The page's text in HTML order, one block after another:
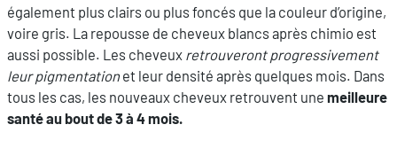
également plus clairs ou plus foncés que la couleur d’origine,
voire gris. La repousse de cheveux blancs après chimio est
aussi possible. Les cheveux retrouveront progressivement
leur pigmentationet leur densité après quelques mois. Dans
tous les cas, les nouveaux cheveux retrouvent une meilleure
santé au bout de 3 à 4 mois.